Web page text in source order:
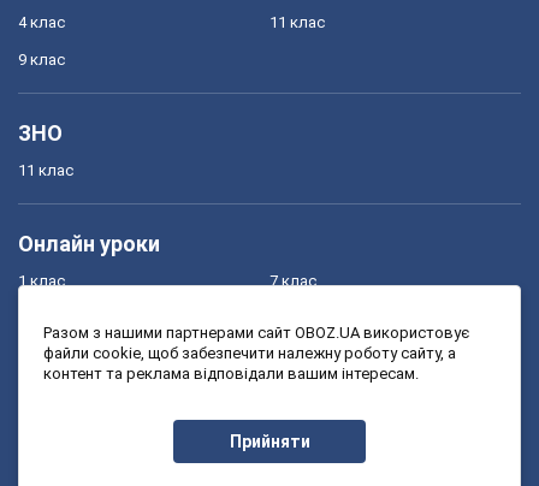
4 клас
9 клас
11 клас
ЗНО
11 клас
Онлайн уроки
1 клас
3 клас
7 клас
9 клас
Разом з нашими партнерами сайт OBOZ.UA використовує
файли cookie, щоб забезпечити належну роботу сайту, а
контент та реклама відповідали вашим інтересам.
Прийняти